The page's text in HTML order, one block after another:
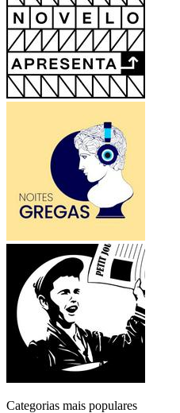
Categorias mais populares